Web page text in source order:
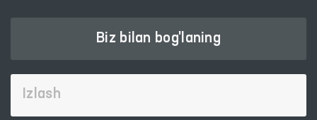
Biz bilan bog'laning